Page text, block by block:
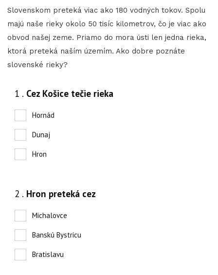
Slovenskom preteká viac ako 180 vodných tokov. Spolu
majú naše rieky okolo 50 tisíc kilometrov, čo je viac ako
obvod našej zeme. Priamo do mora ústi len jedna rieka,
ktorá preteká naším územím. Ako dobre poznáte
slovenské rieky?